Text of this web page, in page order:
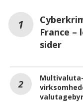
France –
sider